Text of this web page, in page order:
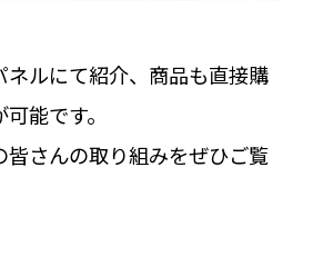
ネルにて紹介、商品も直接購
能です。
皆さんの取り組みをぜひご覧